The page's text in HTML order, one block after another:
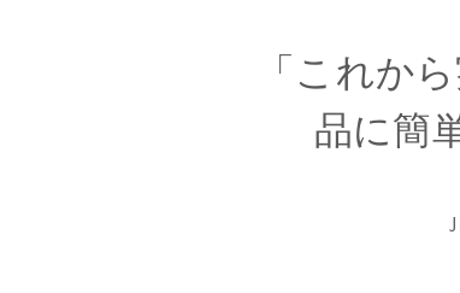
「これか
品に簡